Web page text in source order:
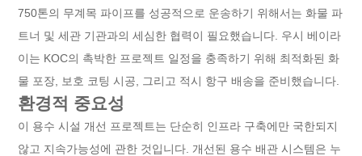
750톤의 무계목 파이프를 성공적으로 운송하기 위해서는 화물 파
트너 및 세관 기관과의 세심한 협력이 필요했습니다. 우시 베이라
이는 KOC의 촉박한 프로젝트 일정을 충족하기 위해 최적화된 화
물 포장, 보호 코팅 시공, 그리고 적시 항구 배송을 준비했습니다.
환경적 중요성
이 용수 시설 개선 프로젝트는 단순히 인프라 구축에만 국한되지
않고 지속가능성에 관한 것입니다. 개선된 용수 배관 시스템은 누